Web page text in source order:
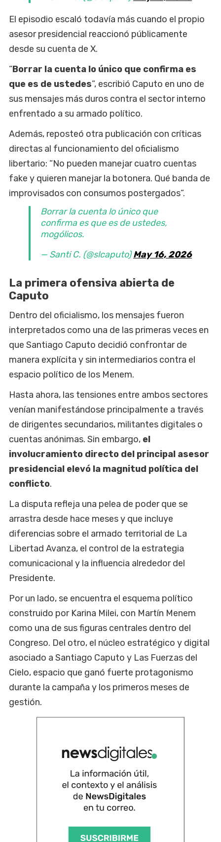
El episodio escaló todavía más cuando el propio
asesor presidencial reaccionó públicamente
desde su cuenta de X.
“Borrar la cuenta lo único que confirma es
que es de ustedes”, escribió Caputo en uno de
sus mensajes más duros contra el sector interno
enfrentado a su armado político.
Además, reposteó otra publicación con críticas
directas al funcionamiento del oficialismo
libertario: “No pueden manejar cuatro cuentas
fake y quieren manejar la botonera. Qué banda de
improvisados con consumos postergados”.
Borrar la cuenta lo único que
confirma es que es de ustedes,
mogólicos.
— Santi C. (@slcaputo)May 16, 2026
La primera ofensiva abierta de
Caputo
Dentro del oficialismo, los mensajes fueron
interpretados como una de las primeras veces en
que Santiago Caputo decidió confrontar de
manera explícita y sin intermediarios contra el
espacio político de los Menem.
Hasta ahora, las tensiones entre ambos sectores
venían manifestándose principalmente a través
de dirigentes secundarios, militantes digitales o
cuentas anónimas. Sin embargo, el
involucramiento directo del principal asesor
presidencial elevó la magnitud política del
conflicto.
La disputa refleja una pelea de poder que se
arrastra desde hace meses y que incluye
diferencias sobre el armado territorial de La
Libertad Avanza, el control de la estrategia
comunicacional y la influencia alrededor del
Presidente.
Por un lado, se encuentra el esquema político
construido por Karina Milei, con Martín Menem
como una de sus figuras centrales dentro del
Congreso. Del otro, el núcleo estratégico y digital
asociado a Santiago Caputo y Las Fuerzas del
Cielo, espacio que ganó fuerte protagonismo
durante la campaña y los primeros meses de
gestión.